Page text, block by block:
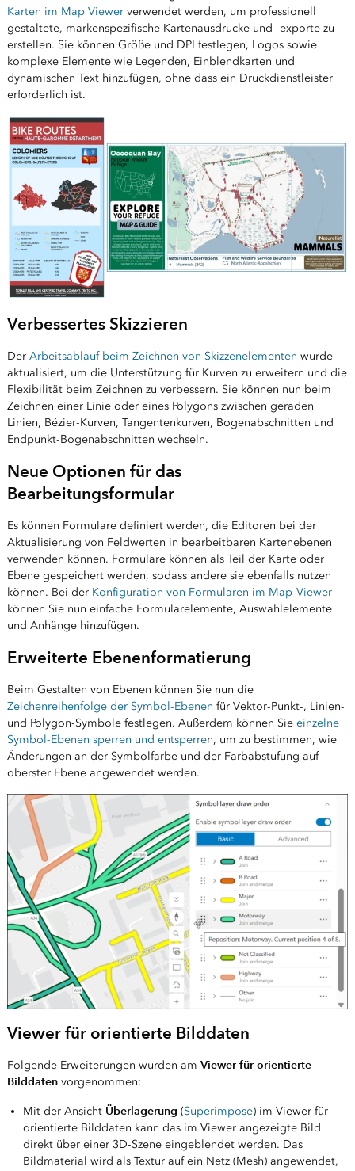
Karten im Map Viewerverwendet werden, um professionell
gestaltete, markenspezifische Kartenausdrucke und -exporte zu
erstellen. Sie können Größe und DPI festlegen, Logos sowie
komplexe Elemente wie Legenden, Einblendkarten und
dynamischen Text hinzufügen, ohne dass ein Druckdienstleister
erforderlich ist.
Verbessertes Skizzieren
Der Arbeitsablauf beim Zeichnen von Skizzenelementen wurde
aktualisiert, um die Unterstützung für Kurven zu erweitern und die
Flexibilität beim Zeichnen zu verbessern. Sie können nun beim
Zeichnen einer Linie oder eines Polygons zwischen geraden
Linien, Bézier-Kurven, Tangentenkurven, Bogenabschnitten und
Endpunkt-Bogenabschnitten wechseln.
Neue Optionen für das
Bearbeitungsformular
Es können Formulare definiert werden, die Editoren bei der
Aktualisierung von Feldwerten in bearbeitbaren Kartenebenen
verwenden können. Formulare können als Teil der Karte oder
Ebene gespeichert werden, sodass andere sie ebenfalls nutzen
können. Bei der Konfiguration von Formularen im Map-Viewer
können Sie nun einfache Formularelemente, Auswahlelemente
und Anhänge hinzufügen.
Erweiterte Ebenenformatierung
Beim Gestalten von Ebenen können Sie nun die
Zeichenreihenfolge der Symbol-Ebenen für Vektor-Punkt-, Linien-
und Polygon-Symbole festlegen. Außerdem können Sie einzelne
Symbol-Ebenen sperren und entsperren, um zu bestimmen, wie
Änderungen an der Symbolfarbe und der Farbabstufung auf
oberster Ebene angewendet werden.
Viewer für orientierte Bilddaten
Folgende Erweiterungen wurden am Viewer für orientierte
Bilddatenvorgenommen:
Mit der Ansicht Überlagerung (Superimpose) im Viewer für
orientierte Bilddaten kann das im Viewer angezeigte Bild
direkt über einer 3D-Szene eingeblendet werden. Das
Bildmaterial wird als Textur auf ein Netz (Mesh) angewendet,